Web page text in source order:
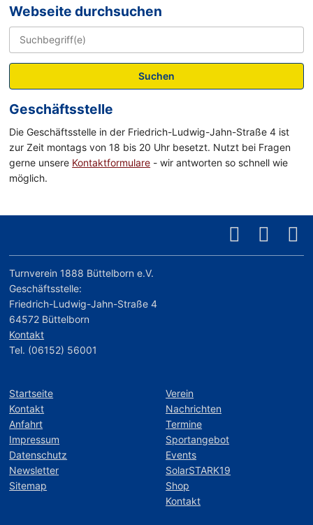
Webseite durchsuchen
Suchen
Geschäftsstelle
Die Geschäftsstelle in der Friedrich-Ludwig-Jahn-Straße 4 ist
zur Zeit montags von 18 bis 20 Uhr besetzt. Nutzt bei Fragen
gerne unsere Kontaktformulare - wir antworten so schnell wie
möglich.
Turnverein 1888 Büttelborn e.V.
Geschäftsstelle:
Friedrich-Ludwig-Jahn-Straße 4
64572 Büttelborn
Kontakt
Tel. (06152) 56001
Startseite
Kontakt
Anfahrt
Impressum
Datenschutz
Newsletter
Sitemap
Verein
Nachrichten
Termine
Sportangebot
Events
SolarSTARK19
Shop
Kontakt